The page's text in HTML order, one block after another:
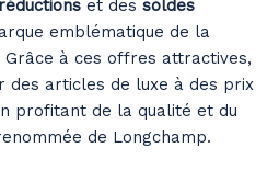
réductions et des soldes
emblématique de la
Grâce à ces offres attractives,
des articles de luxe à des prix
profitant de la qualité et du
de Longchamp.